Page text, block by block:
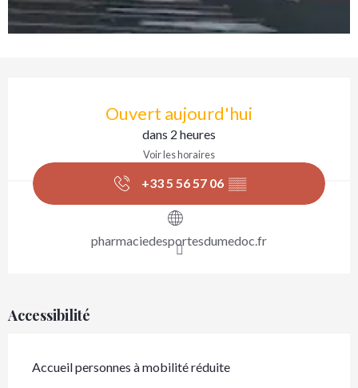
Ouvert aujourd'hui
dans 2 heures
Voir les horaires
+33 5 56 57 06 ▒▒
pharmaciedesportesdumedoc.fr
Accessibilité
Accueil personnes à mobilité réduite